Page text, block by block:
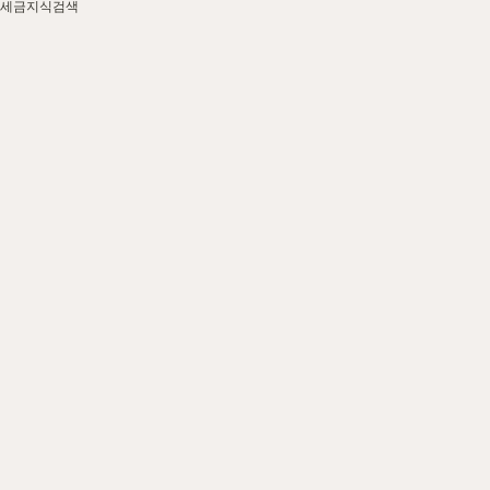
세금지식검색